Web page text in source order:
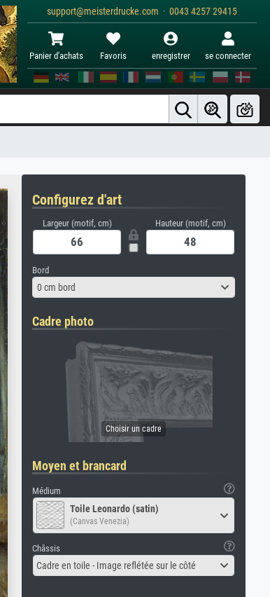
support@meisterdrucke.com · 0043 4257 29415
Panier d'achats Favoris enregistrer se connecter
Configurez d'art
Largeur (motif, cm) Hauteur (motif, cm)
Bord
0 cm bord
Cadre photo
Moyen et brancard
Médium
Toile Leonardo (satin)
(Canvas Venezia)
Châssis
Cadre en toile - Image reflétée sur le côté